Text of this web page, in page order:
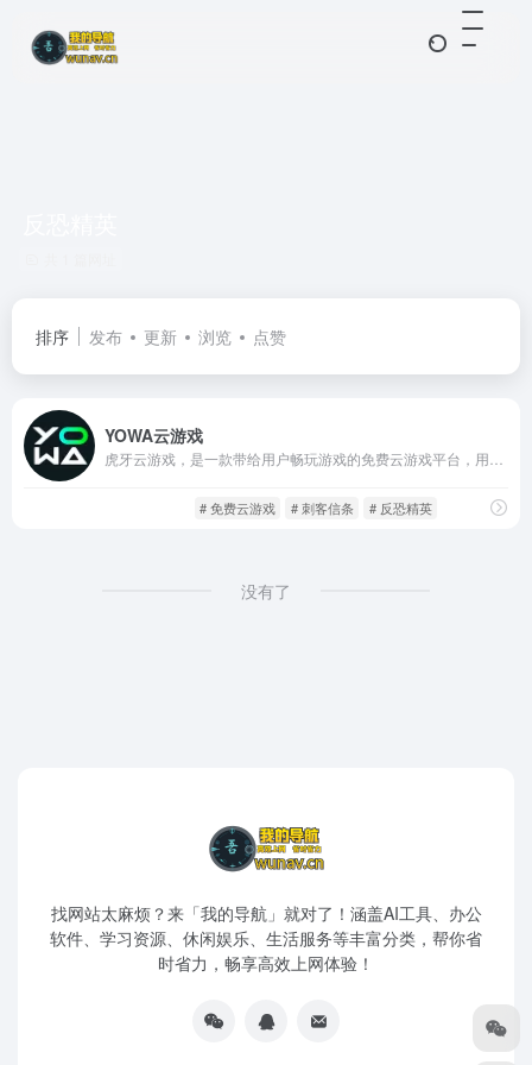
排序 发布 更新 浏览 点赞
YOWA云游戏
# 免费云游戏 # 刺客信条 # 反恐精英
没有了
找网站太麻烦？来「我的导航」就对了！涵盖AI工具、办公
软件、学习资源、休闲娱乐、生活服务等丰富分类，帮你省
时省力，畅享高效上网体验！